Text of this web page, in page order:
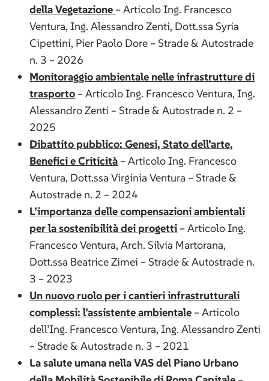
della Vegetazione – Articolo Ing. Francesco
Ventura, Ing. Alessandro Zenti, Dott.ssa Syria
Cipettini, Pier Paolo Dore – Strade & Autostrade
n. 3 – 2026
Monitoraggio ambientale nelle infrastrutture di
trasporto – Articolo Ing. Francesco Ventura, Ing.
Alessandro Zenti – Strade & Autostrade n. 2 –
2025
Dibattito pubblico: Genesi, Stato dell’arte,
Benefici e Criticità – Articolo Ing. Francesco
Ventura, Dott.ssa Virginia Ventura – Strade &
Autostrade n. 2 – 2024
L’importanza delle compensazioni ambientali
per la sostenibilità dei progetti – Articolo Ing.
Francesco Ventura, Arch. Silvia Martorana,
Dott.ssa Beatrice Zimei – Strade & Autostrade n.
3 – 2023
Un nuovo ruolo per i cantieri infrastrutturali
complessi: l’assistente ambientale – Articolo
dell’Ing. Francesco Ventura, Ing. Alessandro Zenti
– Strade & Autostrade n. 3 – 2021
La salute umana nella VAS del Piano Urbano